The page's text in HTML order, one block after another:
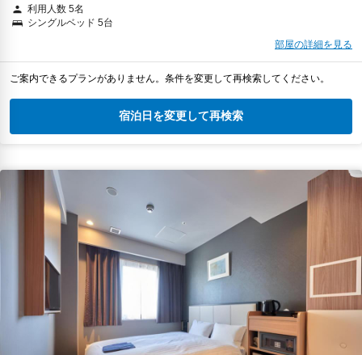
利用人数 5名
シングルベッド 5台
部屋の詳細を見る
ご案内できるプランがありません。条件を変更して再検索してください。
宿泊日を変更して再検索